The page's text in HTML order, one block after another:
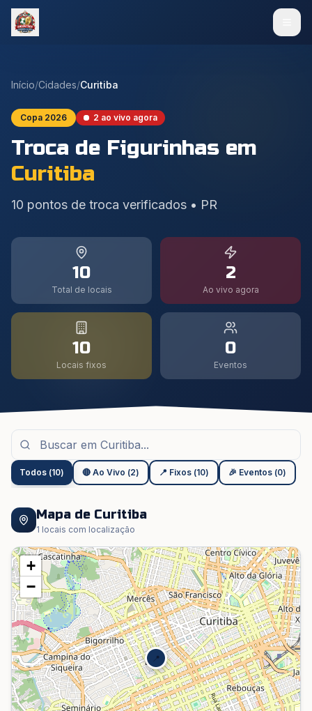
Início/Cidades/Curitiba
Copa 2026 2 ao vivo agora
Troca de Figurinhas em
Curitiba
10 pontos de troca verificados • PR
10
Total de locais
2
Ao vivo agora
10
Locais fixos
0
Eventos
Todos (10) 🔴 Ao Vivo (2) 📍 Fixos (10) 🎉 Eventos (0)
Mapa de Curitiba
1 locais com localização
📍
+
−